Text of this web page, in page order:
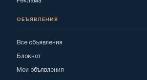
ОБЪЯВЛЕНИЯ
Все объявления
Блокнот
Мои объявления